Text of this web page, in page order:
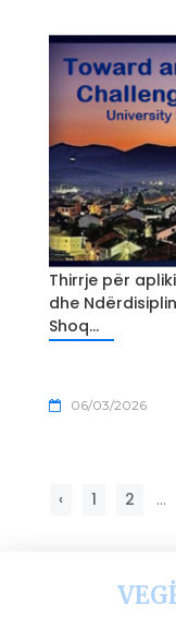
Thirrje për
dhe
Shoq...
06/03/2026
‹ 1 2 ...